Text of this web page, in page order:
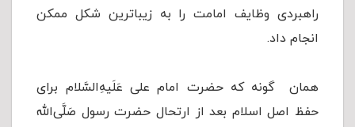
راهبردی وظایف امامت را به زیباترین شکل ممکن
انجام داد.
همان گونه که حضرت امام علی عَلَیهِ‌السَّلام برای
حفظ اصل اسلام بعد از ارتحال حضرت رسول صَلَّی‌الله